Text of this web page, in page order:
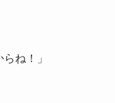
ね！」